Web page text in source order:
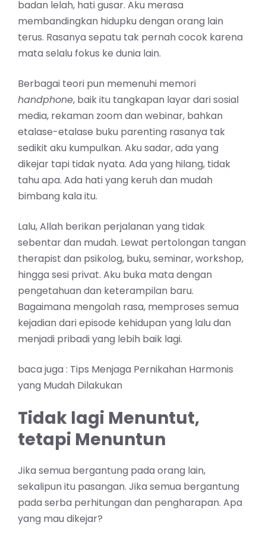
badan lelah, hati gusar. Aku merasa
membandingkan hidupku dengan orang lain
terus. Rasanya sepatu tak pernah cocok karena
mata selalu fokus ke dunia lain.
Berbagai teori pun memenuhi memori
handphone, baik itu tangkapan layar dari sosial
media, rekaman zoom dan webinar, bahkan
etalase-etalase buku parenting rasanya tak
sedikit aku kumpulkan. Aku sadar, ada yang
dikejar tapi tidak nyata. Ada yang hilang, tidak
tahu apa. Ada hati yang keruh dan mudah
bimbang kala itu.
Lalu, Allah berikan perjalanan yang tidak
sebentar dan mudah. Lewat pertolongan tangan
therapist dan psikolog, buku, seminar, workshop,
hingga sesi privat. Aku buka mata dengan
pengetahuan dan keterampilan baru.
Bagaimana mengolah rasa, memproses semua
kejadian dari episode kehidupan yang lalu dan
menjadi pribadi yang lebih baik lagi.
baca juga : Tips Menjaga Pernikahan Harmonis
yang Mudah Dilakukan
Tidak lagi Menuntut,
tetapi Menuntun
Jika semua bergantung pada orang lain,
sekalipun itu pasangan. Jika semua bergantung
pada serba perhitungan dan pengharapan. Apa
yang mau dikejar?